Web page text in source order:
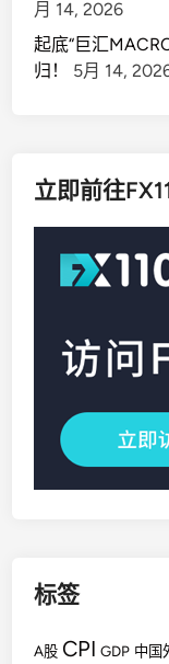
月 14, 2026
起底“巨汇
归！
5月 14,
立即前往
标签
A股 CPI GDP 中国